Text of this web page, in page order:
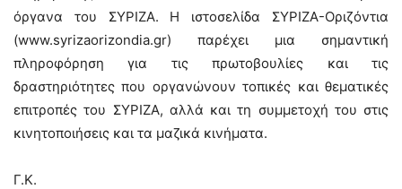
όργανα του ΣΥΡΙΖΑ. Η ιστοσελίδα ΣΥΡΙΖΑ-Οριζόντια
(www.syrizaorizondia.gr) παρέχει μια σημαντική
πληροφόρηση για τις πρωτοβουλίες και τις
δραστηριότητες που οργανώνουν τοπικές και θεματικές
επιτροπές του ΣΥΡΙΖΑ, αλλά και τη συμμετοχή του στις
κινητοποιήσεις και τα μαζικά κινήματα.
Γ.Κ.